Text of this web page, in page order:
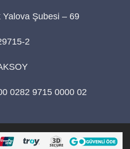
Şubesi – 69
2
0282 9715 0000 02